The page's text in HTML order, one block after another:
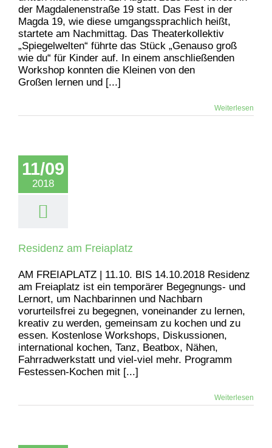
der Magdalenenstraße 19 statt. Das Fest in der
Magda 19, wie diese umgangssprachlich heißt,
startete am Nachmittag. Das Theaterkollektiv
„Spiegelwelten“ führte das Stück „Genauso groß
wie du“ für Kinder auf. In einem anschließenden
Workshop konnten die Kleinen von den
Großen lernen und [...]
Weiterlesen
11/09
2018
Residenz am Freiaplatz
AM FREIAPLATZ | 11.10. BIS 14.10.2018 Residenz
am Freiaplatz ist ein temporärer Begegnungs- und
Lernort, um Nachbarinnen und Nachbarn
vorurteilsfrei zu begegnen, voneinander zu lernen,
kreativ zu werden, gemeinsam zu kochen und zu
essen. Kostenlose Workshops, Diskussionen,
international kochen, Tanz, Beatbox, Nähen,
Fahrradwerkstatt und viel-viel mehr. Programm
Festessen-Kochen mit [...]
Weiterlesen